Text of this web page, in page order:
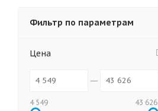
Фильтр по параметрам
Цена
4 549 43 626